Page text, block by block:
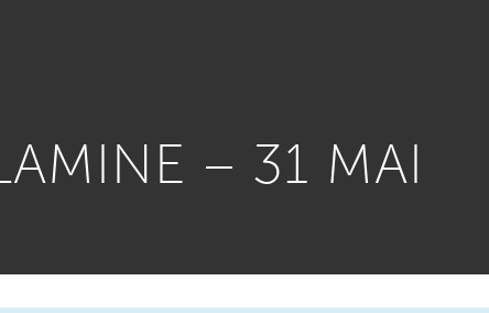
– 31 MAI